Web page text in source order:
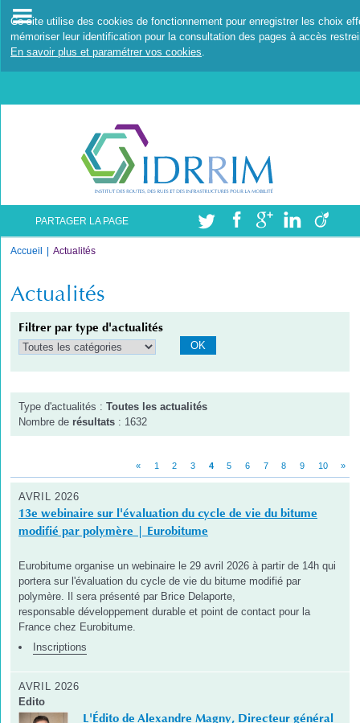
Ce site utilise des cookies de fonctionnement pour enregistrer les choix
mémoriser leur identification pour la consultation des pages à accès
En savoir plus et paramétrer vos cookies
PARTAGER LA PAGE
Accueil Actualités
Actualités
Filtrer par type d'actualités
OK
Type d'actualités : Toutes les actualités
Nombre de résultats : 1632
« 1 2 3 4 5 6 7 8 9 10 »
AVRIL 2026
13e webinaire sur l'évaluation du cycle de vie du bitume
modifié par polymère | Eurobitume
Eurobitume organise un webinaire le 29 avril 2026 à partir de 14h qui
portera sur l'évaluation du cycle de vie du bitume modifié par
polymère. Il sera présenté par Brice Delaporte,
responsable développement durable et point de contact pour la
France chez Eurobitume.
Inscriptions
AVRIL 2026
Edito
L'Édito de Alexandre Magny, Directeur général